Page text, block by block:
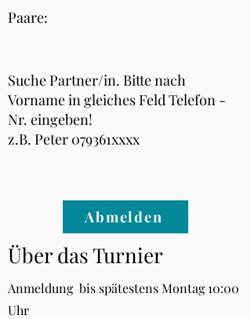
Paare:
Suche Partner/in. Bitte nach
Vorname in gleiches Feld Telefon -
Nr. eingeben!
z.B. Peter 079361xxxx
Abmelden
Über das Turnier
Anmeldung bis spätestens Montag 10:00
Uhr